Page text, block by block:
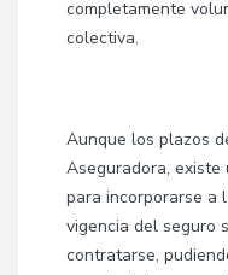
completamente
colectiva.
Aunque los plazos
Aseguradora, existe
para incorporarse a
vigencia del seguro
contratarse,